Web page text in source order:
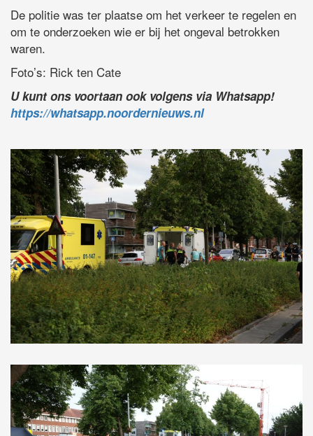
De politie was ter plaatse om het verkeer te regelen en
om te onderzoeken wie er bij het ongeval betrokken
waren.
Foto’s: Rick ten Cate
U kunt ons voortaan ook volgens via Whatsapp!
https://whatsapp.noordernieuws.nl